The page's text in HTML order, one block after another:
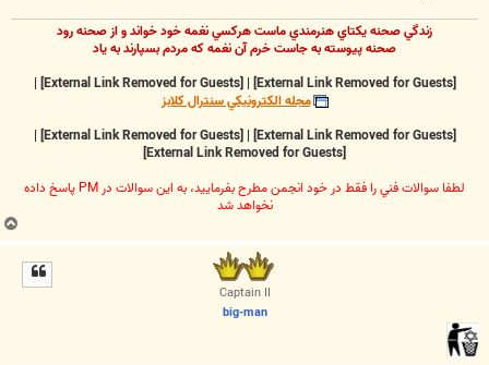
زندگي صحنه يکتاي هنرمندي ماست هرکسي نغمه خود خواند و از صحنه رود
صحنه پيوسته به جاست خرم آن نغمه که مردم بسپارند به ياد
[External Link Removed for Guests]
|
[External Link Removed for Guests]
|
مجله الکترونيکي سنترال کلابز
[External Link Removed for Guests]
|
[External Link Removed for Guests]
|
[External Link Removed for Guests]
لطفا سوالات فني را فقط در خود انجمن مطرح بفرماييد، به اين سوالات در PM پاسخ داده
نخواهد شد
Captain II
big-man